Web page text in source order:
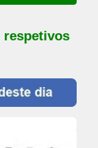
respetivos